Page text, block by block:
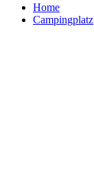
Home
Campingplatz